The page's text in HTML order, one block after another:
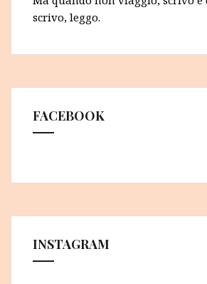
scrivo, leggo.
FACEBOOK
INSTAGRAM